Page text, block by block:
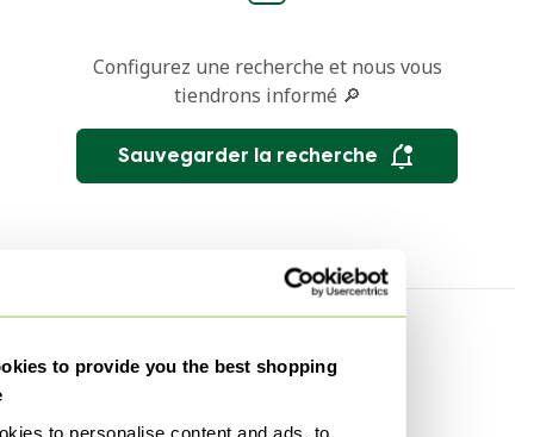
to provide you the best shopping
to personalise content and ads, to
Configurez une recherche et nous vous
tiendrons informé 🔎
Sauvegarder la recherche
Baan Meubles
Liège Meubles